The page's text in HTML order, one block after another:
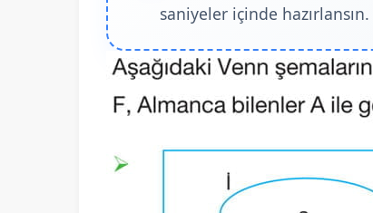
saniyeler içinde hazırlansın.